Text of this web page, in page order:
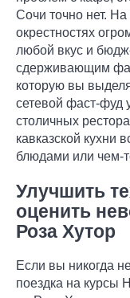
Сочи точно нет. На
окрестностях
любой вкус и
сдерживающим
которую вы
сетевой фаст-фуд
столичных
кавказской кухни
блюдами или чем-
Улучшить
оценить
Роза Хутор
Если вы никогда
поездка на курсы